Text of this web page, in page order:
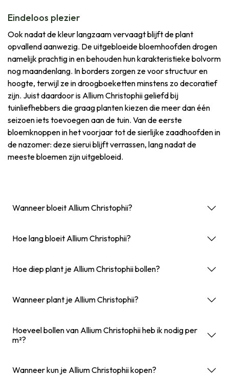
Eindeloos plezier
Ook nadat de kleur langzaam vervaagt blijft de plant
opvallend aanwezig. De uitgebloeide bloemhoofden drogen
namelijk prachtig in en behouden hun karakteristieke bolvorm
nog maandenlang. In borders zorgen ze voor structuur en
hoogte, terwijl ze in droogboeketten minstens zo decoratief
zijn. Juist daardoor is Allium Christophii geliefd bij
tuinliefhebbers die graag planten kiezen die meer dan één
seizoen iets toevoegen aan de tuin. Van de eerste
bloemknoppen in het voorjaar tot de sierlijke zaadhoofden in
de nazomer: deze sierui blijft verrassen, lang nadat de
meeste bloemen zijn uitgebloeid.
Wanneer bloeit Allium Christophii?
Hoe lang bloeit Allium Christophii?
Hoe diep plant je Allium Christophii bollen?
Wanneer plant je Allium Christophii?
Hoeveel bollen van Allium Christophii heb ik nodig per
m²?
Wanneer kun je Allium Christophii kopen?